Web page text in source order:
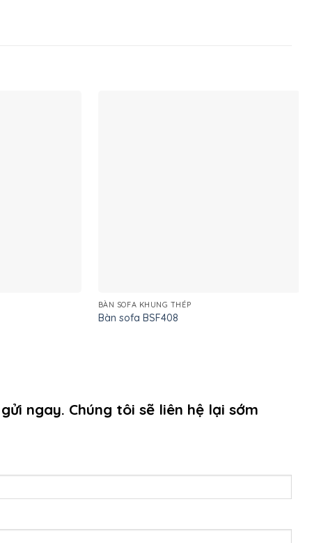
BÀN SOFA KHUNG THÉP
Bàn sofa BSF408
ngay. Chúng tôi sẽ liên hệ lại sớm